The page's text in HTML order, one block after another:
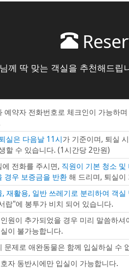
께 딱 맞는 객실을 추천해드
예약자 전화번호로 체크인이 가능하
실은 다음날 11시가 기준이며, 퇴실
할 수 있습니다. (1시간당 2만원)
전화를 주시면, 직원이 기본 청소
경우 보증금을 반환해 드리며, 퇴실이
재활용, 일반 쓰레기로 분리하여 객실
랍"에 봉투가 비치 되어 있습니다.
원이 추가되었을 경우 미리 말씀하셔
이 불가능합니다.
문제로 애완동물은 함께 입실하실 수
자 동반시에만 입실이 가능합니다.